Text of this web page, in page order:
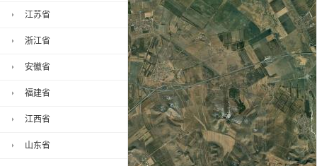
江苏省
浙江省
安徽省
福建省
江西省
山东省